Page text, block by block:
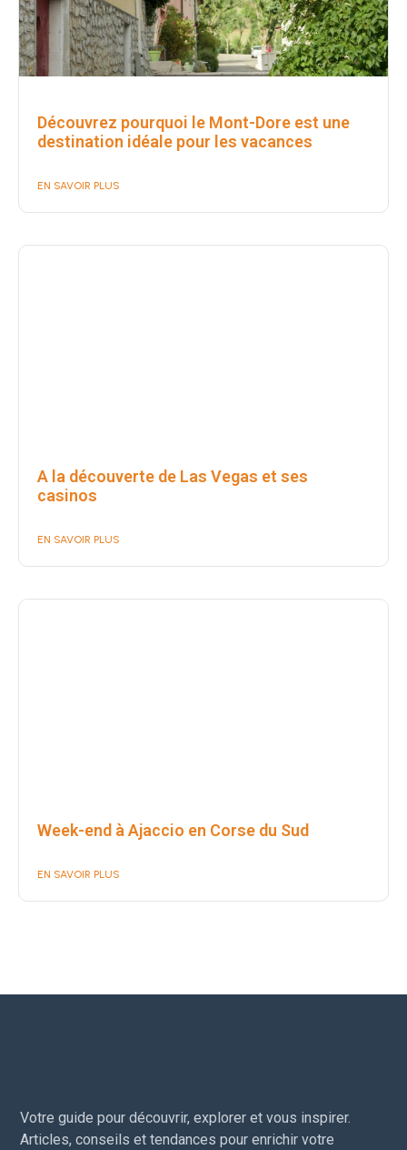
Découvrez pourquoi le Mont-Dore est une
destination idéale pour les vacances
EN SAVOIR PLUS
A la découverte de Las Vegas et ses
casinos
EN SAVOIR PLUS
Week-end à Ajaccio en Corse du Sud
EN SAVOIR PLUS
Votre guide pour découvrir, explorer et vous inspirer.
Articles, conseils et tendances pour enrichir votre